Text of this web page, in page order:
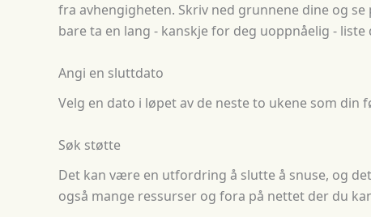
fra avhengigheten. Skriv ned grunnene dine og
bare ta en lang - kanskje for deg uoppnåelig -
Angi en sluttdato
Velg en dato i løpet av de neste to ukene som
Søk støtte
Det kan være en utfordring å slutte å snuse, og
også mange ressurser og fora på nettet der du